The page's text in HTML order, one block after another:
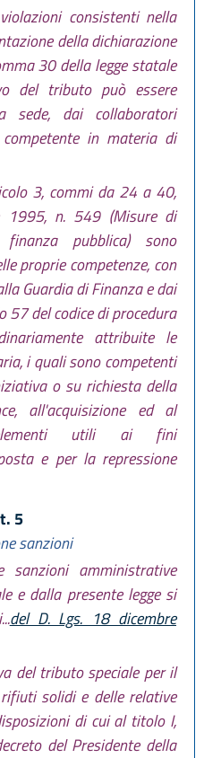
consistenti nella
della dichiarazione
30 della legge statale
del tributo può essere
sede, dai collaboratori
in materia di
3, commi da 24 a 40,
1995, n. 549 (Misure di
finanza pubblica) sono
proprie competenze, con
Guardia di Finanza e dai
del codice di procedura
attribuite le
i quali sono competenti
o su richiesta della
all'acquisizione ed al
utili ai fini
e per la repressione
5
sanzioni
sanzioni amministrative
e dalla presente legge si
del D. Lgs. 18 dicembre
del tributo speciale per il
solidi e delle relative
di cui al titolo I,
del Presidente della